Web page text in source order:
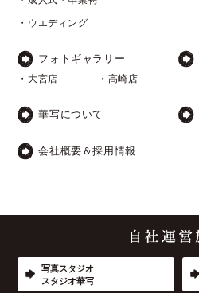
・ウエディング
フォトギャラリー
・大宮店 ・高崎店
華写について
会社概要＆採用情報
写真スタジオ
スタジオ華写